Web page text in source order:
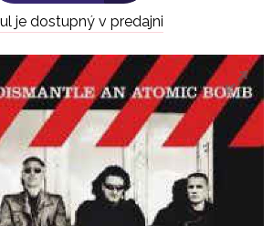
4:27
Table 4:59
3:48
Species 4:34
je dostupný v predajni